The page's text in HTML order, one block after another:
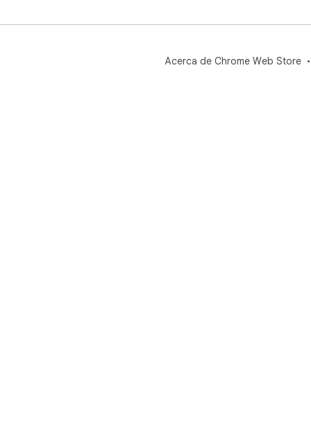
Acerca de Chrome Web Store